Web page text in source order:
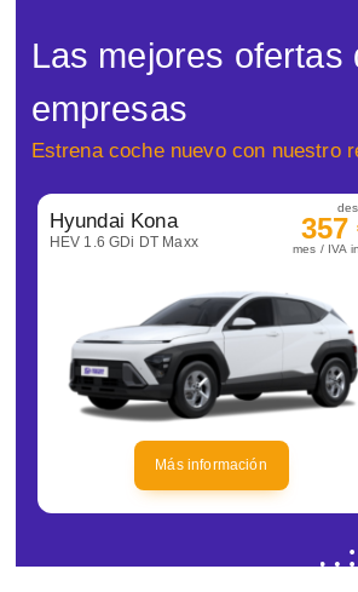
Las mejores ofertas
empresas
Estrena coche nuevo con nuestro
Hyundai Kona
HEV 1.6 GDi DT Maxx 357
mes / IVA
Más información